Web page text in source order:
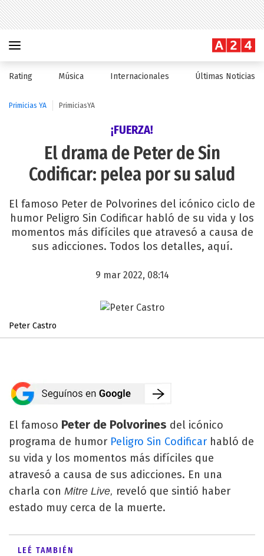
Rating Música Internacionales Últimas Noticias
Primicias YA PrimiciasYA
¡FUERZA!
El drama de Peter de Sin
Codificar: pelea por su salud
El famoso Peter de Polvorines del icónico ciclo de
humor Peligro Sin Codificar habló de su vida y los
momentos más difíciles que atravesó a causa de
sus adicciones. Todos los detalles, aquí.
9 mar 2022, 08:14
Peter Castro
El famoso Peter de Polvorines del icónico
programa de humor Peligro Sin Codificar habló de
su vida y los momentos más difíciles que
atravesó a causa de sus adicciones. En una
charla con Mitre Live, reveló que sintió haber
estado muy cerca de la muerte.
LEÉ TAMBIÉN